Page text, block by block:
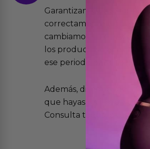
Garantizamos que los
correctamente y que si
cambiamos sin costo
los productos tienen
ese periodo pero no por
Además, dispones de 15
que hayas recibido y que
Consulta todos los